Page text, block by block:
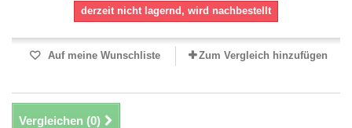
derzeit nicht lagernd, wird nachbestellt
Auf meine Wunschliste Zum Vergleich hinzufügen
Vergleichen (0)